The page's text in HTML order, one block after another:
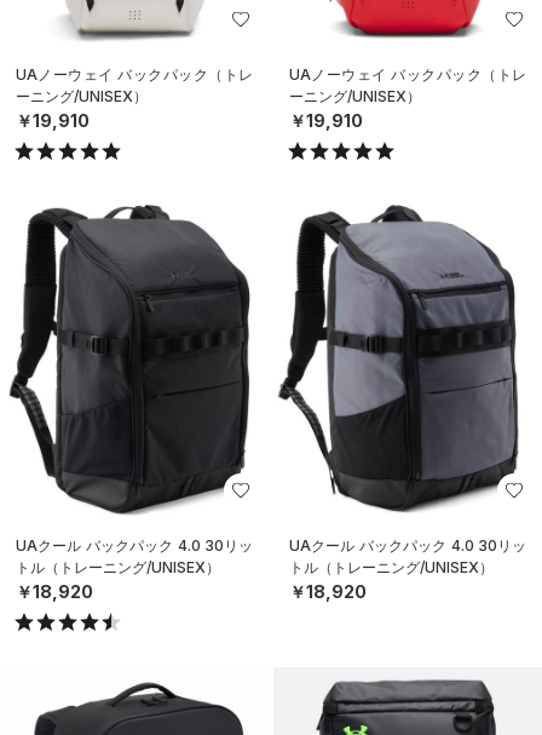
UAノーウェイ バックパック（トレ
ーニング/UNISEX）
￥19,910
UAノーウェイ バックパック（トレ
ーニング/UNISEX）
￥19,910
UAクール バックパック 4.0 30リッ
トル（トレーニング/UNISEX）
￥18,920
UAクール バックパック 4.0 30リッ
トル（トレーニング/UNISEX）
￥18,920